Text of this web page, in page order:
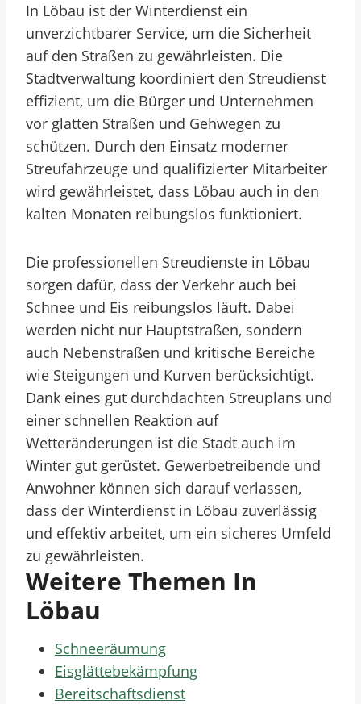
In Löbau ist der Winterdienst ein
unverzichtbarer Service, um die Sicherheit
auf den Straßen zu gewährleisten. Die
Stadtverwaltung koordiniert den Streudienst
effizient, um die Bürger und Unternehmen
vor glatten Straßen und Gehwegen zu
schützen. Durch den Einsatz moderner
Streufahrzeuge und qualifizierter Mitarbeiter
wird gewährleistet, dass Löbau auch in den
kalten Monaten reibungslos funktioniert.
Die professionellen Streudienste in Löbau
sorgen dafür, dass der Verkehr auch bei
Schnee und Eis reibungslos läuft. Dabei
werden nicht nur Hauptstraßen, sondern
auch Nebenstraßen und kritische Bereiche
wie Steigungen und Kurven berücksichtigt.
Dank eines gut durchdachten Streuplans und
einer schnellen Reaktion auf
Wetteränderungen ist die Stadt auch im
Winter gut gerüstet. Gewerbetreibende und
Anwohner können sich darauf verlassen,
dass der Winterdienst in Löbau zuverlässig
und effektiv arbeitet, um ein sicheres Umfeld
zu gewährleisten.
Weitere Themen In
Löbau
Schneeräumung
Eisglättebekämpfung
Bereitschaftsdienst